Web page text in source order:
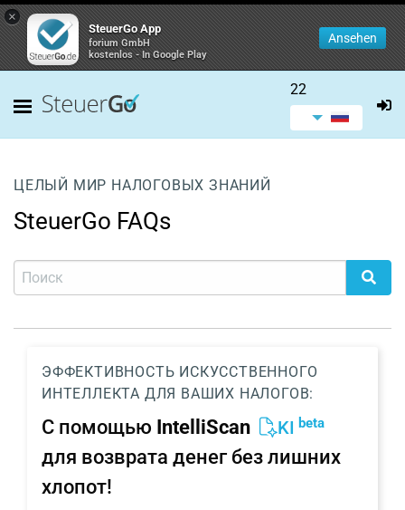
×
SteuerGo App
forium GmbH
kostenlos - In Google Play
Ansehen
22
ЦЕЛЫЙ МИР НАЛОГОВЫХ ЗНАНИЙ
SteuerGo FAQs
ЭФФЕКТИВНОСТЬ ИСКУССТВЕННОГО
ИНТЕЛЛЕКТА ДЛЯ ВАШИХ НАЛОГОВ:
С помощью IntelliScan KI beta
для возврата денег без лишних
хлопот!